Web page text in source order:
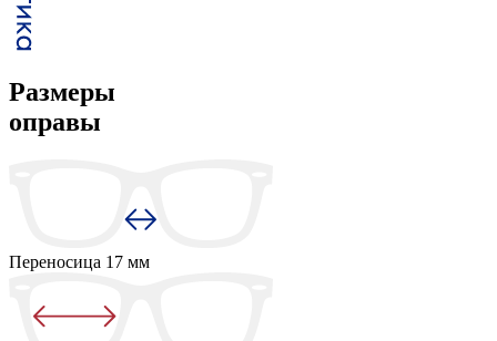
Размеры
оправы
Переносица 17 мм